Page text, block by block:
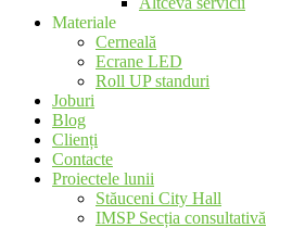
Materiale
Cerneală
Ecrane LED
Roll UP standuri
Joburi
Blog
Clienți
Contacte
Proiectele lunii
Stăuceni City Hall
IMSP Secția consultativă